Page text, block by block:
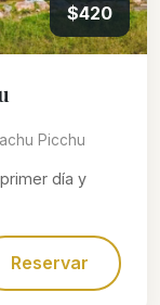
$420
Picchu
día y
Reservar